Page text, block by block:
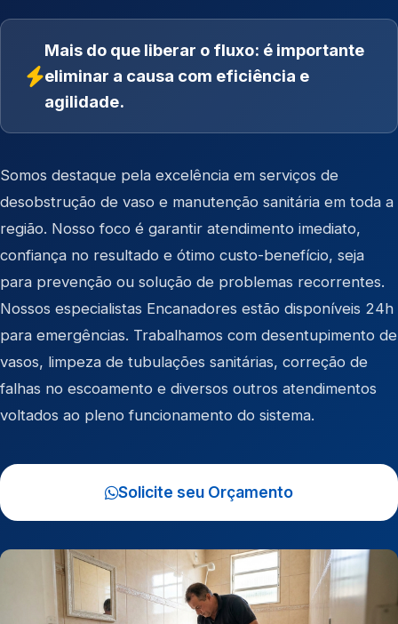
Mais do que liberar o fluxo: é importante
eliminar a causa com eficiência e
agilidade.
Somos destaque pela excelência em serviços de
desobstrução de vaso e manutenção sanitária em toda a
região. Nosso foco é garantir atendimento imediato,
confiança no resultado e ótimo custo-benefício, seja
para prevenção ou solução de problemas recorrentes.
Nossos especialistas Encanadores estão disponíveis 24h
para emergências. Trabalhamos com desentupimento de
vasos, limpeza de tubulações sanitárias, correção de
falhas no escoamento e diversos outros atendimentos
voltados ao pleno funcionamento do sistema.
Solicite seu Orçamento